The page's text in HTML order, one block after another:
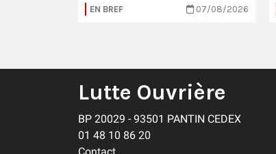
EN BREF 07/08/2026
Lutte Ouvrière
BP 20029 - 93501 PANTIN CEDEX
01 48 10 86 20